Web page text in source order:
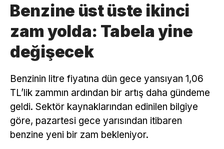
Benzine üst üste ikinci
zam yolda: Tabela yine
değişecek
Benzinin litre fiyatına dün gece yansıyan 1,06
TL’lik zammın ardından bir artış daha gündeme
geldi. Sektör kaynaklarından edinilen bilgiye
göre, pazartesi gece yarısından itibaren
benzine yeni bir zam bekleniyor.